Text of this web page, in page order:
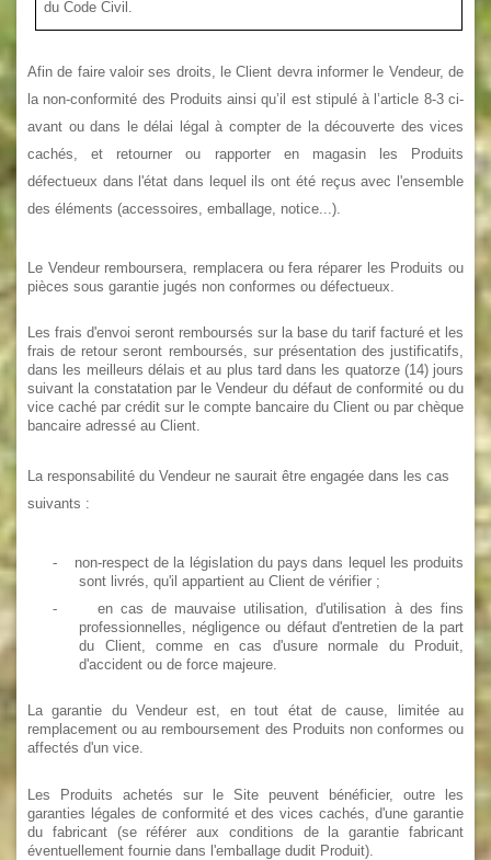
du Code Civil.
Afin de faire valoir ses droits, le Client devra informer le Vendeur, de
la non-conformité des Produits ainsi qu’il est stipulé à l’article 8-3 ci-
avant ou dans le délai légal à compter de la découverte des vices
cachés, et retourner ou rapporter en magasin les Produits
défectueux dans l'état dans lequel ils ont été reçus avec l'ensemble
des éléments (accessoires, emballage, notice...).
Le Vendeur remboursera, remplacera ou fera réparer les Produits ou
pièces sous garantie jugés non conformes ou défectueux.
Les frais d'envoi seront remboursés sur la base du tarif facturé et les
frais de retour seront remboursés, sur présentation des justificatifs,
dans les meilleurs délais et au plus tard dans les quatorze (14) jours
suivant la constatation par le Vendeur du défaut de conformité ou du
vice caché par crédit sur le compte bancaire du Client ou par chèque
bancaire adressé au Client.
La responsabilité du Vendeur ne saurait être engagée dans les cas
suivants :
-
non-respect de la législation du pays dans lequel les produits
sont livrés, qu'il appartient au Client de vérifier ;
-
en cas de mauvaise utilisation, d'utilisation à des fins
professionnelles, négligence ou défaut d'entretien de la part
du Client, comme en cas d'usure normale du Produit,
d'accident ou de force majeure.
La garantie du Vendeur est, en tout état de cause, limitée au
remplacement ou au remboursement des Produits non conformes ou
affectés d'un vice.
Les Produits achetés sur le Site peuvent bénéficier, outre les
garanties légales de conformité et des vices cachés, d'une garantie
du fabricant (se référer aux conditions de la garantie fabricant
éventuellement fournie dans l'emballage dudit Produit).